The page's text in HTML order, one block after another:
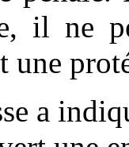
il ne
une
a